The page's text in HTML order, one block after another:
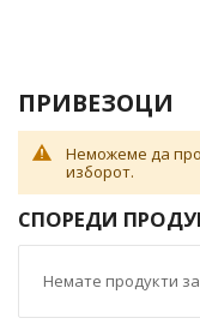
ПРИВЕЗОЦИ
Неможеме да
изборот.
СПОРЕДИ
Немате продукти